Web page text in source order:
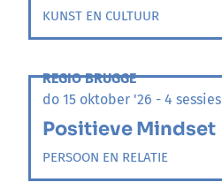
KUNST EN CULTUUR
REGIO BRUGGE
do 15 oktober '26 - 4 sessies
Positieve Mindset
PERSOON EN RELATIE